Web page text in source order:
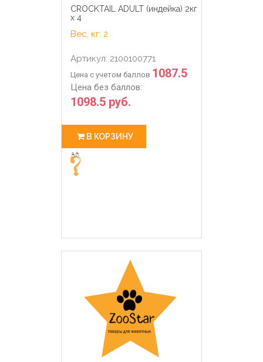
CROCKTAIL ADULT (индейка) 2кг
х 4
Вес, кг: 2
Артикул: 2100100771
Цена с учетом баллов 1087.5
Цена без баллов:
1098.5 руб.
В КОРЗИНУ